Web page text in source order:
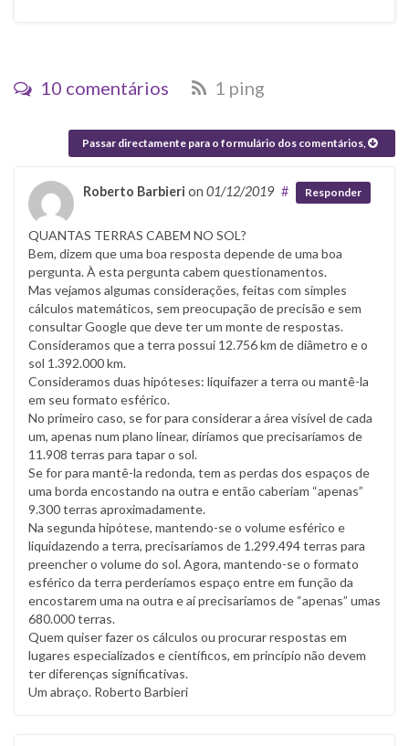
10 comentários 1 ping
Passar directamente para o formulário dos comentários,
Roberto Barbieri on 01/12/2019 # Responder
QUANTAS TERRAS CABEM NO SOL?
Bem, dizem que uma boa resposta depende de uma boa
pergunta. À esta pergunta cabem questionamentos.
Mas vejamos algumas considerações, feitas com simples
cálculos matemáticos, sem preocupação de precisão e sem
consultar Google que deve ter um monte de respostas.
Consideramos que a terra possui 12.756 km de diâmetro e o
sol 1.392.000 km.
Consideramos duas hipóteses: liquifazer a terra ou mantê-la
em seu formato esférico.
No primeiro caso, se for para considerar a área visível de cada
um, apenas num plano linear, diríamos que precisaríamos de
11.908 terras para tapar o sol.
Se for para mantê-la redonda, tem as perdas dos espaços de
uma borda encostando na outra e então caberiam “apenas”
9.300 terras aproximadamente.
Na segunda hipótese, mantendo-se o volume esférico e
liquidazendo a terra, precisaríamos de 1.299.494 terras para
preencher o volume do sol. Agora, mantendo-se o formato
esférico da terra perderíamos espaço entre em função da
encostarem uma na outra e aí precisaríamos de “apenas” umas
680.000 terras.
Quem quiser fazer os cálculos ou procurar respostas em
lugares especializados e científicos, em princípio não devem
ter diferenças significativas.
Um abraço. Roberto Barbieri